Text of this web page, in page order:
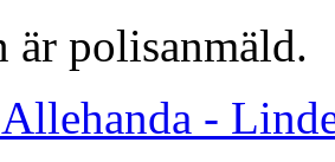
är polisanmäld.
-